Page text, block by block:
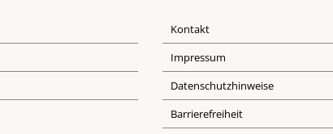
Kontakt
Impressum
Datenschutzhinweise
Barrierefreiheit